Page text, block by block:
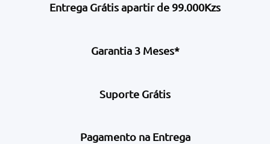
Entrega Grátis apartir de 99.000Kzs
Garantia 3 Meses*
Suporte Grátis
Pagamento na Entrega